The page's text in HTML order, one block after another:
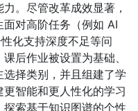
。尽管改革成效显著，
对高阶任务（例如 AI
化支持深度不足等问
后作业被设置为基础、
择类别，并且组建了学
智能和更人性化的学习
索基于知识图谱的个性